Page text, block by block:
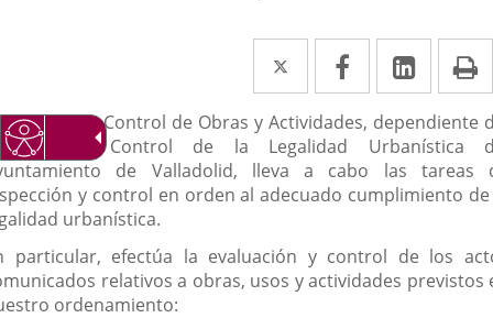
Twitter
Enlace
a
una
aplicación
externa.
Facebook
Enlace
a
una
aplicación
externa.
Enlace
a
una
Sección de Control de Obras y Actividades, dependiente
de Control de la Legalidad Urbanística
de Valladolid, lleva a cabo las tareas
y control en orden al adecuado cumplimiento
urbanística.
particular, efectúa la evaluación y control de los
relativos a obras, usos y actividades previstos
ordenamiento: